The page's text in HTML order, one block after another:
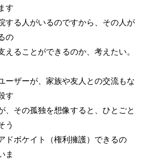
す
する人がいるのですから、その人が
の
えることができるのか、考えたい。
ーザーが、家族や友人との交流もな
す
、その孤独を想像すると、ひとごと
う
ドボケイト（権利擁護）できるの
ま